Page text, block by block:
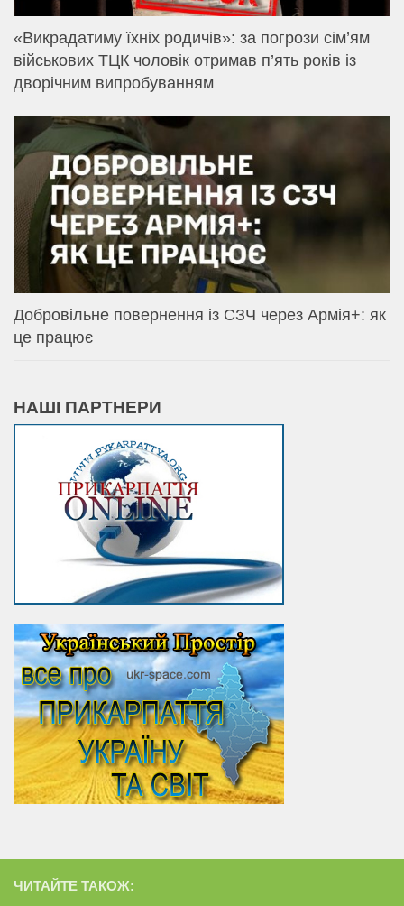
«Викрадатиму їхніх родичів»: за погрози сім’ям
військових ТЦК чоловік отримав п’ять років із
дворічним випробуванням
Добровільне повернення із СЗЧ через Армія+: як
це працює
НАШІ ПАРТНЕРИ
ЧИТАЙТЕ ТАКОЖ: